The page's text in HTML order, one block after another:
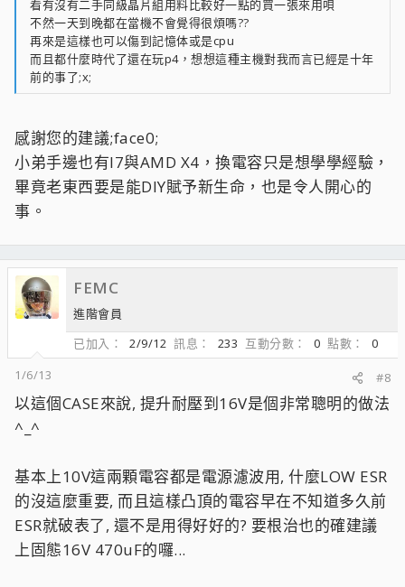
看有沒有二手同級晶片組用料比較好一點的買一張來用唄
不然一天到晚都在當機不會覺得很煩嗎??
再來是這樣也可以傷到記憶体或是cpu
而且都什麼時代了還在玩p4，想想這種主機對我而言已經是十年
前的事了;x;
感謝您的建議;face0;
小弟手邊也有I7與AMD X4，換電容只是想學學經驗，
畢竟老東西要是能DIY賦予新生命，也是令人開心的
事。
FEMC
進階會員
已加入
2/9/12 訊息 233 互動分數 0 點數
0
1/6/13
#8
以這個CASE來說, 提升耐壓到16V是個非常聰明的做法
^_^
基本上10V這兩顆電容都是電源濾波用, 什麼LOW ESR
的沒這麼重要, 而且這樣凸頂的電容早在不知道多久前
ESR就破表了, 還不是用得好好的? 要根治也的確建議
上固態16V 470uF的囉...